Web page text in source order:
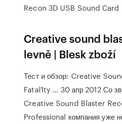
Recon 3D USB Sound Card
Creative sound
levně | Blesk zboží
Тест и обзор: Creative
Fatal1ty ... 30 апр 2012 Со
Creative Sound Blaster
Professional компания уже